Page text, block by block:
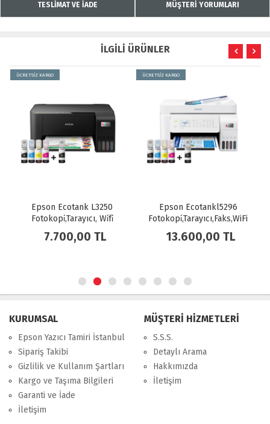
TESLİMAT VE İADE MÜŞTERİ YORUMLARI
İLGİLİ ÜRÜNLER
ÜCRETSİZ KARGO
Epson Ecotank L3250
Fotokopi̇,Tarayıcı, Wi̇fi̇
Mürekkep Tanklı Yazıcı
7.700,00 TL
ÜCRETSİZ KARGO
Epson Ecotankl5296
Fotokopi̇,Tarayıcı,Faks,WiFi
Mürekkep
Tanklıyazıcı(C11Cj65404)
13.600,00 TL
KURUMSAL
Epson Yazıcı Tamiri İstanbul
Sipariş Takibi
Gizlilik ve Kullanım Şartları
Kargo ve Taşıma Bilgileri
Garanti ve İade
İletişim
MÜŞTERİ HİZMETLERİ
S.S.S.
Detaylı Arama
Hakkımızda
İletişim